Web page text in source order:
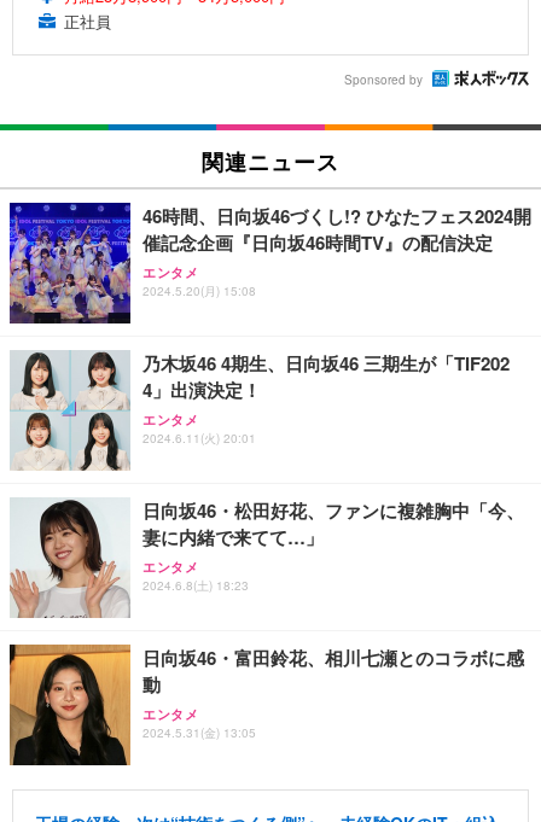
正社員
Sponsored by
関連ニュース
46時間、日向坂46づくし!? ひなたフェス2024開
催記念企画『日向坂46時間TV』の配信決定
エンタメ
2024.5.20(月) 15:08
乃木坂46 4期生、日向坂46 三期生が「TIF202
4」出演決定！
エンタメ
2024.6.11(火) 20:01
日向坂46・松田好花、ファンに複雑胸中「今、
妻に内緒で来てて…」
エンタメ
2024.6.8(土) 18:23
日向坂46・富田鈴花、相川七瀬とのコラボに感
動
エンタメ
2024.5.31(金) 13:05